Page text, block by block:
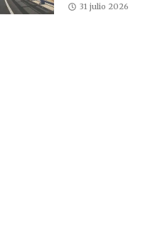
31 julio 2026